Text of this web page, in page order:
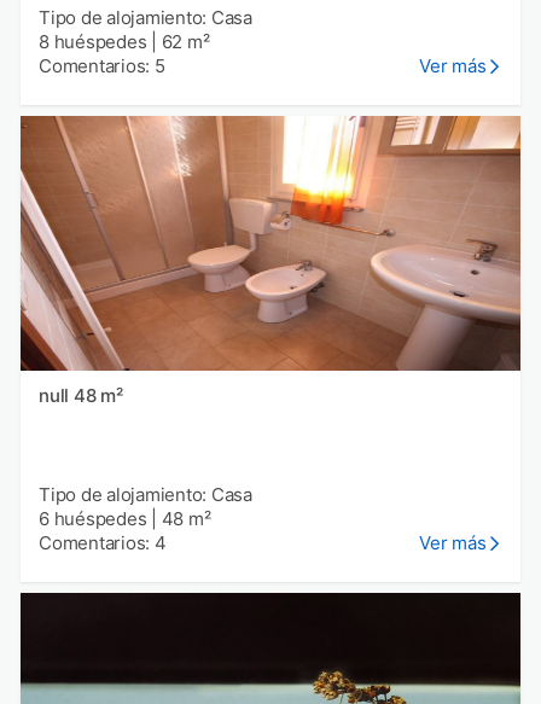
Tipo de alojamiento: Casa
8 huéspedes
62 m²
Comentarios: 5
Ver más
null 48 m²
Tipo de alojamiento: Casa
6 huéspedes
48 m²
Comentarios: 4
Ver más